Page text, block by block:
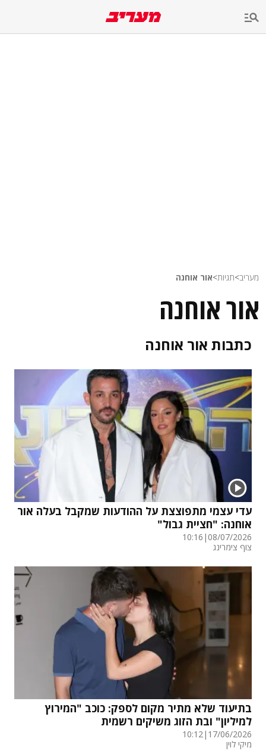
מעריב>תגיות>אור אוחנה
אור אוחנה
כתבות אור אוחנה
עדי עצמי מתפוצצת על ההודעות שמקבל בעלה אור
אוחנה: "חציית גבול"
08/07/2026
|
10:16
צוף צימרינג
בתיעוד שלא מתיר מקום לספק: כוכב "המירוץ
למיליון" ובת הזוג משיקים רשמית
17/06/2026
|
10:12
מיקי לוין